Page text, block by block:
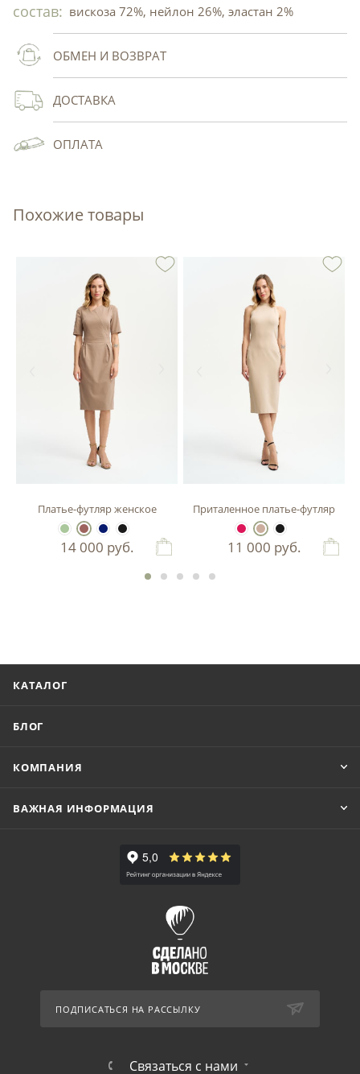
состав: вискоза 72%, нейлон 26%, эластан 2%
ОБМЕН И ВОЗВРАТ
ДОСТАВКА
ОПЛАТА
Похожие товары
Платье-футляр женское
14 000 руб.
Приталенное платье-футляр
11 000 руб.
КАТАЛОГ
БЛОГ
КОМПАНИЯ
ВАЖНАЯ ИНФОРМАЦИЯ
ПОДПИСАТЬСЯ НА РАССЫЛКУ
Связаться с нами